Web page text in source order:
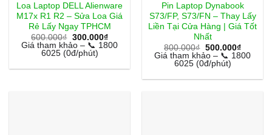
Loa Laptop DELL Alienware
M17x R1 R2 – Sửa Loa Giá
Rẻ Lấy Ngay TPHCM
600.000₫ Giá
gốc
là:
600.000₫.
300.000₫Giá
hiện
300.000₫.
Giá tham khảo – 📞 1800
6025 (0đ/phút)
Pin Laptop Dynabook
S73/FP, S73/FN – Thay Lấy
Liền Tại Cửa Hàng | Giá Tốt
Nhất
800.000₫ Giá
gốc
là:
800.000₫.
500.000₫Giá
hiện
Giá tham khảo – 📞 1800
6025 (0đ/phút)